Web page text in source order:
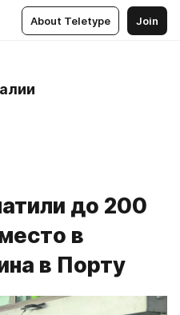
About Teletype Join
до 200
в
в Порту